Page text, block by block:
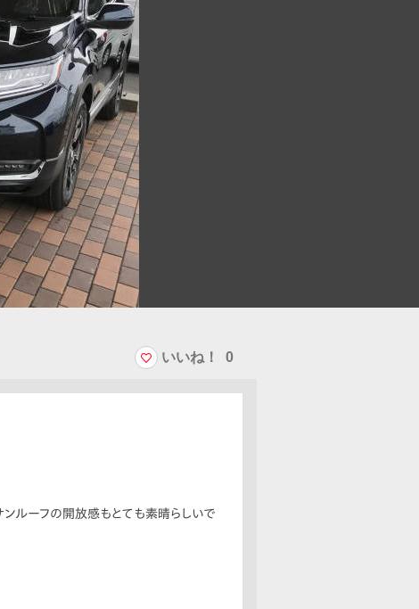
いいね！ 0
ンルーフの開放感もとても素晴らしいで